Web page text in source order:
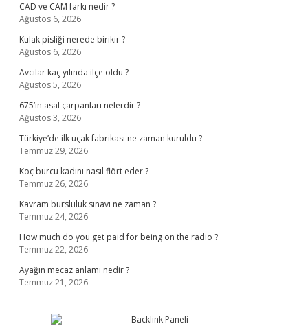
CAD ve CAM farkı nedir ?
Ağustos 6, 2026
Kulak pisliği nerede birikir ?
Ağustos 6, 2026
Avcılar kaç yılında ilçe oldu ?
Ağustos 5, 2026
675’in asal çarpanları nelerdir ?
Ağustos 3, 2026
Türkiye’de ilk uçak fabrikası ne zaman kuruldu ?
Temmuz 29, 2026
Koç burcu kadını nasıl flört eder ?
Temmuz 26, 2026
Kavram bursluluk sınavı ne zaman ?
Temmuz 24, 2026
How much do you get paid for being on the radio ?
Temmuz 22, 2026
Ayağın mecaz anlamı nedir ?
Temmuz 21, 2026